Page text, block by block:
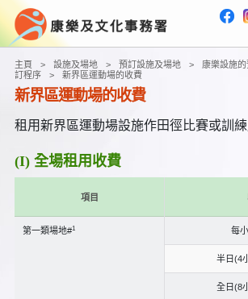
主頁 設施及場地 預訂設施及場地 康樂設施
訂程序
新界區運動場的收費
新界區運動場的收費
租用新界區運動場設施作田徑比賽或訓練
(I) 全場租用收費
項目
第一類場地#1 每
半日(4
全日(8